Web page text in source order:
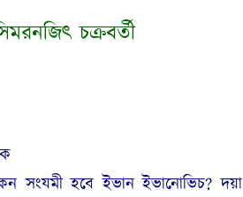
চক্রবর্তী
সংযমী হবে ইভান ইভানোভিচ? দয়া